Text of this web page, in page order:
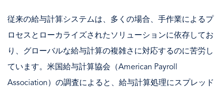
従来の給与計算システムは、多くの場合、手作業によるプ
ロセスとローカライズされたソリューションに依存してお
り、グローバルな給与計算の複雑さに対応するのに苦労し
ています。米国給与計算協会（American Payroll
Association）の調査によると、給与計算処理にスプレッド